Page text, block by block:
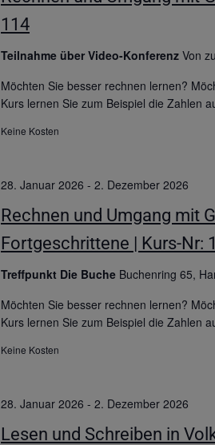
114
Teilnahme über Video-Konferenz Von
Möchten Sie besser rechnen lernen?
Kurs lernen Sie zum Beispiel die Zahlen
Keine Kosten
Rechnen und Umgang mit
Fortgeschrittene | Kurs-Nr:
28. Januar 2026 - 2. Dezember 2026
Treffpunkt Die Buche Buchenring 65,
Möchten Sie besser rechnen lernen?
Kurs lernen Sie zum Beispiel die Zahlen
Keine Kosten
Lesen und Schreiben in
28. Januar 2026 - 2. Dezember 2026